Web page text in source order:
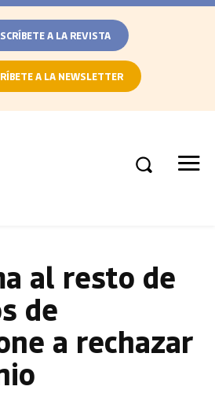
A LA REVISTA
A LA NEWSLETTER
al resto de
de
a rechazar